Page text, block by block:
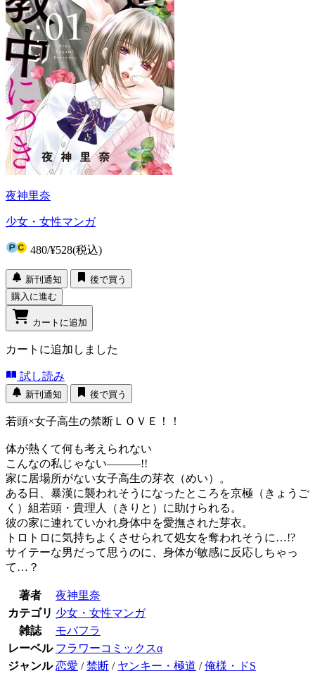
夜神里奈
少女・女性マンガ
480/¥528(税込)
新刊通知
後で買う
購入に進む
カートに追加
カートに追加しました
試し読み
新刊通知 後で買う
若頭×女子高生の禁断ＬＯＶＥ！！
体が熱くて何も考えられない
こんなの私じゃない―――!!
家に居場所がない女子高生の芽衣（めい）。
ある日、暴漢に襲われそうになったところを京極（きょうご
く）組若頭・貴理人（きりと）に助けられる。
彼の家に連れていかれ身体中を愛撫された芽衣。
トロトロに気持ちよくさせられて処女を奪われそうに…!?
サイテーな男だって思うのに、身体が敏感に反応しちゃっ
て…？
著者
夜神里奈
カテゴリ 少女・女性マンガ
雑誌
モバフラ
レーベル フラワーコミックスα
ジャンル 恋愛 /禁断 / ヤンキー・極道 /俺様・ドS